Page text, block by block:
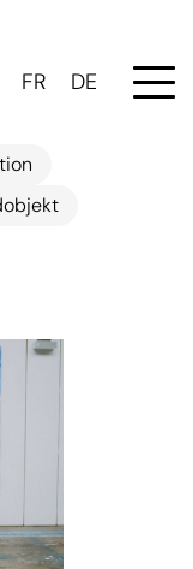
FR DE